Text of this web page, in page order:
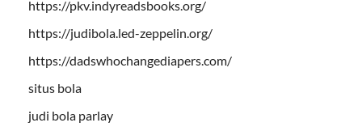
https://pkv.indyreadsbooks.org/
https://judibola.led-zeppelin.org/
https://dadswhochangediapers.com/
situs bola
judi bola parlay